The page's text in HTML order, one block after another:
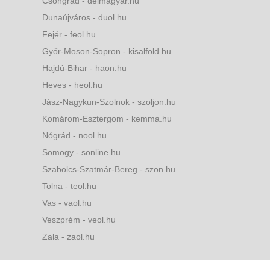
Dunaújváros - duol.hu
Fejér - feol.hu
Győr-Moson-Sopron - kisalfold.hu
Hajdú-Bihar - haon.hu
Heves - heol.hu
Jász-Nagykun-Szolnok - szoljon.hu
Komárom-Esztergom - kemma.hu
Nógrád - nool.hu
Somogy - sonline.hu
Szabolcs-Szatmár-Bereg - szon.hu
Tolna - teol.hu
Vas - vaol.hu
Veszprém - veol.hu
Zala - zaol.hu